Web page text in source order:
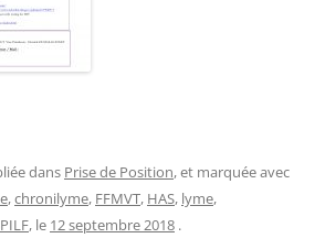
dans Prise de Position, et marquée avec
,chronilyme, FFMVT, HAS, lyme,
, le 12 septembre 2018 .